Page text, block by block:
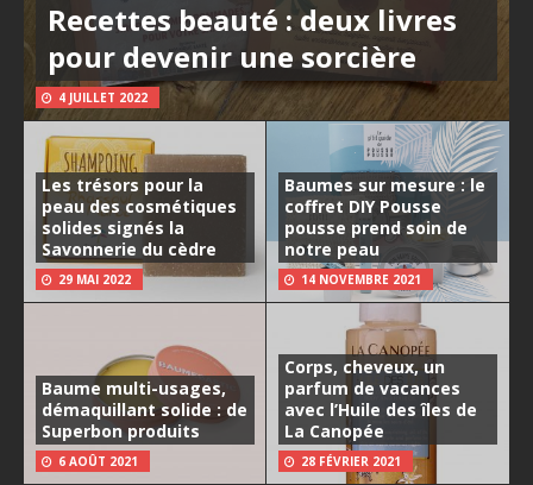
Recettes beauté : deux livres
pour devenir une sorcière
4 JUILLET 2022
Les trésors pour la
peau des cosmétiques
solides signés la
Savonnerie du cèdre
29 MAI 2022
Baumes sur mesure : le
coffret DIY Pousse
pousse prend soin de
notre peau
14 NOVEMBRE 2021
Baume multi-usages,
démaquillant solide : de
Superbon produits
6 AOÛT 2021
Corps, cheveux, un
parfum de vacances
avec l’Huile des îles de
La Canopée
28 FÉVRIER 2021